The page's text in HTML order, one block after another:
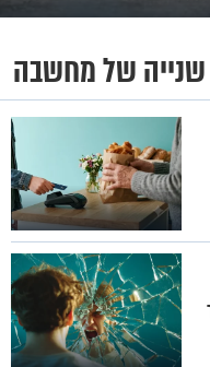
של מחשבה